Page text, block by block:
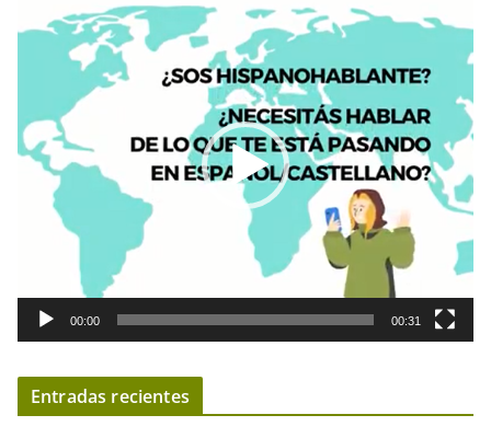
e
d
d
í
d
00:00 00:31
Entradas recientes